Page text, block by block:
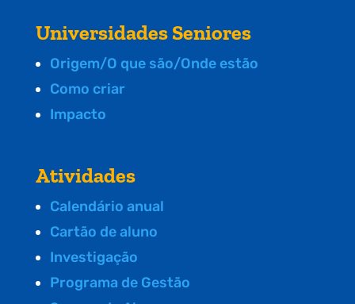
Universidades Seniores
Origem/O que são/Onde estão
Como criar
Impacto
Atividades
Calendário anual
Cartão de aluno
Investigação
Programa de Gestão